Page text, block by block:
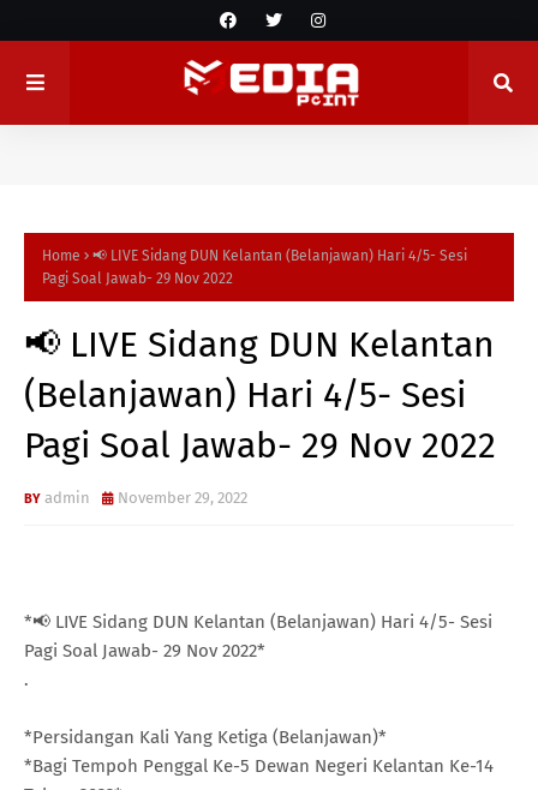
Home
📢 LIVE Sidang DUN Kelantan (Belanjawan) Hari 4/5- Sesi
Pagi Soal Jawab- 29 Nov 2022
📢 LIVE Sidang DUN Kelantan
(Belanjawan) Hari 4/5- Sesi
Pagi Soal Jawab- 29 Nov 2022
admin November 29, 2022
*📢 LIVE Sidang DUN Kelantan (Belanjawan) Hari 4/5- Sesi
Pagi Soal Jawab- 29 Nov 2022*
.
*Persidangan Kali Yang Ketiga (Belanjawan)*
*Bagi Tempoh Penggal Ke-5 Dewan Negeri Kelantan Ke-14